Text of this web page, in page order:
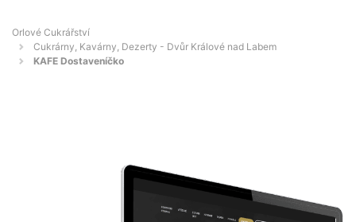
Orlové Cukrářství
Cukrárny, Kavárny, Dezerty - Dvůr Králové nad Labem
KAFE Dostaveníčko